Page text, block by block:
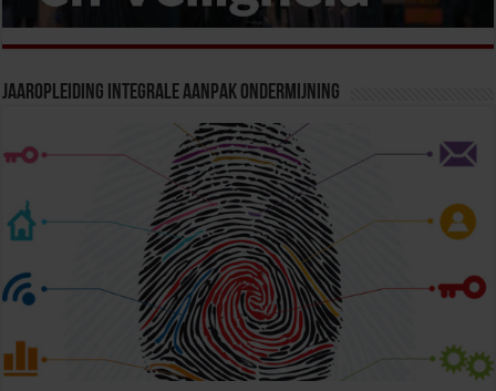
Jaaropleiding Integrale Aanpak Ondermijning